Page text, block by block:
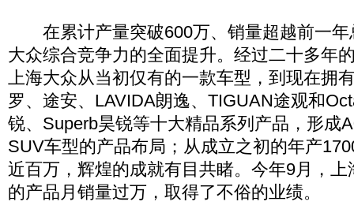
在累计产量突破600万、销量超越前一年
大众综合竞争力的全面提升。经过二十多年
上海大众从当初仅有的一款车型，到现在拥
罗、途安、LAVIDA朗逸、TIGUAN途观和
锐、Superb昊锐等十大精品系列产品，形成
SUV车型的产品布局；从成立之初的年产
近百万，辉煌的成就有目共睹。今年9月，
的产品月销量过万，取得了不俗的业绩。